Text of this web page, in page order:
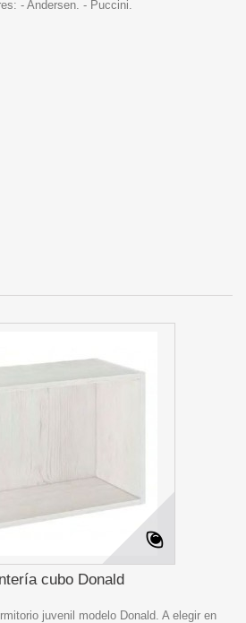
- Andersen. - Puccini.
cubo Donald
juvenil modelo Donald. A elegir en